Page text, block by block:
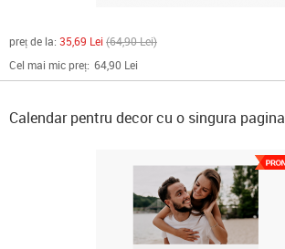
preț de la: 35,69 Lei 64,90 Lei
Cel mai mic preț: 64,90 Lei
Calendar pentru decor cu o singura pagina